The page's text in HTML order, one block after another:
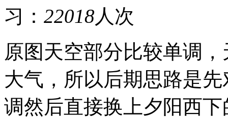
习： 22018人次
原图天空部分比较单调
大气，所以后期思路是
调然后直接换上夕阳西